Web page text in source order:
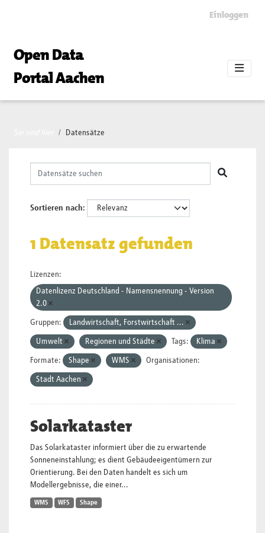
Einloggen
Open Data
Portal Aachen
Datensätze
Sortieren nach
1 Datensatz gefunden
Lizenzen:
Datenlizenz Deutschland - Namensnennung - Version
2.0
Gruppen: Landwirtschaft, Forstwirtschaft ...
Umwelt Regionen und Städte Tags: Klima
Formate: Shape WMS Organisationen:
Stadt Aachen
Solarkataster
Das Solarkataster informiert über die zu erwartende
Sonneneinstahlung; es dient Gebäudeeigentümern zur
Orientierung. Bei den Daten handelt es sich um
Modellergebnisse, die einer...
WMS WFS Shape